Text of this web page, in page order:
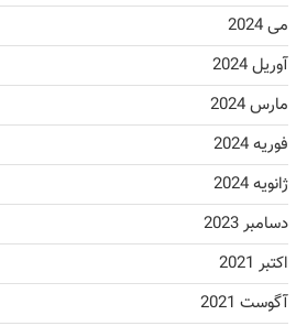
می 2024
آوریل 2024
مارس 2024
فوریه 2024
ژانویه 2024
دسامبر 2023
اکتبر 2021
آگوست 2021